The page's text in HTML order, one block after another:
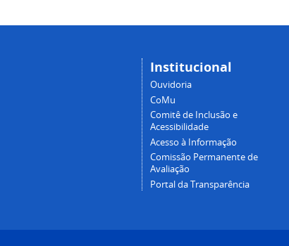
Institucional
Ouvidoria
CoMu
Comitê de Inclusão e
Acessibilidade
Acesso à Informação
Comissão Permanente de
Avaliação
Portal da Transparência